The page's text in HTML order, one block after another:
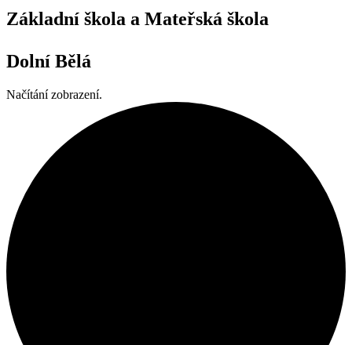
Základní škola a Mateřská škola
Dolní Bělá
Načítání zobrazení.